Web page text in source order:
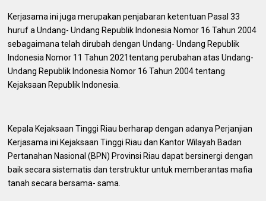
Kerjasama ini juga merupakan penjabaran ketentuan Pasal 33
huruf a Undang- Undang Republik Indonesia Nomor 16 Tahun 2004
sebagaimana telah dirubah dengan Undang- Undang Republik
Indonesia Nomor 11 Tahun 2021tentang perubahan atas Undang-
Undang Republik Indonesia Nomor 16 Tahun 2004 tentang
Kejaksaan Republik Indonesia.
Kepala Kejaksaan Tinggi Riau berharap dengan adanya Perjanjian
Kerjasama ini Kejaksaan Tinggi Riau dan Kantor Wilayah Badan
Pertanahan Nasional (BPN) Provinsi Riau dapat bersinergi dengan
baik secara sistematis dan terstruktur untuk memberantas mafia
tanah secara bersama- sama.